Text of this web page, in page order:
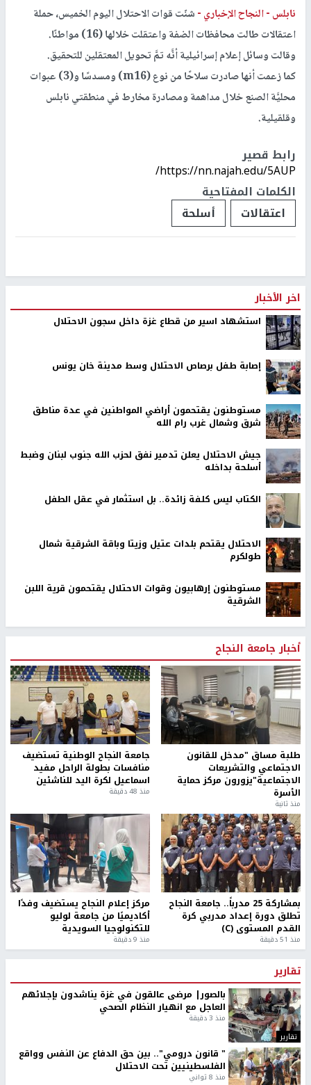
نابلس -النجاح الإخباري -شنّت قوات الاحتلال اليوم الخميس، حملة
اعتقالات طالت محافظات الضفة واعتقلت خلالها (16) مواطنًا.
وقالت وسائل إعلام إسرائيلية أنَّه تمَّ تحويل المعتقلين للتحقيق.
كما زعمت أنها صادرت سلاحًا من نوع (m16) ومسدسًا و(3) عبوات
محليَّة الصنع خلال مداهمة ومصادرة مخارط في منطقتي نابلس
وقلقيلية.
رابط قصير
https://nn.najah.edu/5AUP/
الكلمات المفتاحية
اعتقالات
أسلحة
اخر الأخبار
استشهاد اسير من قطاع غزة داخل سجون الاحتلال
إصابة طفل برصاص الاحتلال وسط مدينة خان يونس
مستوطنون يقتحمون أراضي المواطنين في عدة مناطق
شرق وشمال غرب رام الله
جيش الاحتلال يعلن تدمير نفق لحزب الله جنوب لبنان وضبط
أسلحة بداخله
الكتاب ليس كلفة زائدة.. بل استثمار في عقل الطفل
الاحتلال يقتحم بلدات عتيل وزيتا وباقة الشرقية شمال
طولكرم
مستوطنون إرهابيون وقوات الاحتلال يقتحمون قرية اللبن
الشرقية
أخبار جامعة النجاح
طلبة مساق "مدخل للقانون
الاجتماعي والتشريعات
الاجتماعية"يزورون مركز حماية
الأسرة
منذ ثانية
جامعة النجاح الوطنية تستضيف
منافسات بطولة الراحل مفيد
اسماعيل لكرة اليد للناشئين
منذ 48 دقيقة
بمشاركة 25 مدرباً.. جامعة النجاح
تطلق دورة إعداد مدربي كرة
القدم المستوى (C)
منذ 51 دقيقة
مركز إعلام النجاح يستضيف وفدًا
أكاديميًا من جامعة لوليو
للتكنولوجيا السويدية
منذ 9 دقيقة
تقارير
تقارير
بالصور| مرضى عالقون في غزة يناشدون بإجلائهم
العاجل مع انهيار النظام الصحي
منذ 3 دقيقة
" قانون درومي".. بين حق الدفاع عن النفس وواقع
الفلسطينيين تحت الاحتلال
منذ 8 ثواني